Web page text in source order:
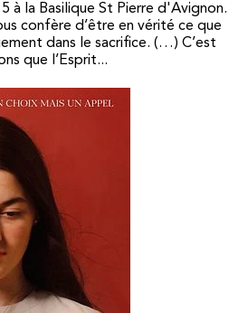
à la Basilique St Pierre d'Avignon.
confère d’être en vérité ce que
dans le sacrifice. (…) C’est
que l’Esprit...